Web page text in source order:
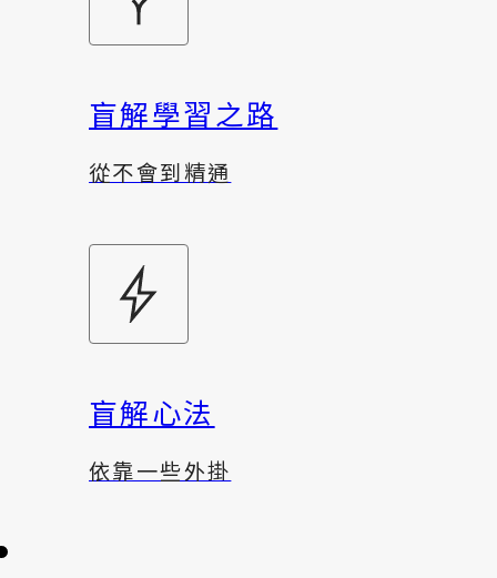
盲解學習之路
從不會到精通
盲解心法
依靠一些外掛